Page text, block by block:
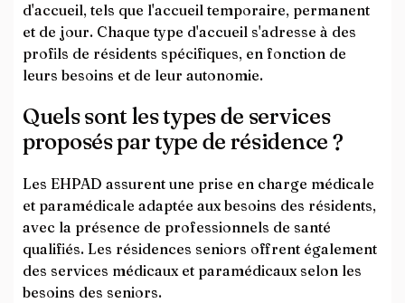
d'accueil, tels que l'accueil temporaire, permanent
et de jour. Chaque type d'accueil s'adresse à des
profils de résidents spécifiques, en fonction de
leurs besoins et de leur autonomie.
Quels sont les types de services
proposés par type de résidence ?
Les EHPAD assurent une prise en charge médicale
et paramédicale adaptée aux besoins des résidents,
avec la présence de professionnels de santé
qualifiés. Les résidences seniors offrent également
des services médicaux et paramédicaux selon les
besoins des seniors.